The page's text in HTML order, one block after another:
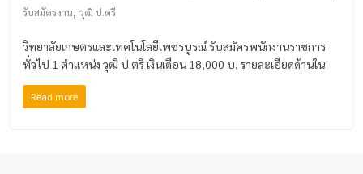
รับสมัครงาน,วุฒิ ป.ตรี
วิทยาลัยเกษตรและเทคโนโลยีเพชรบูรณ์ รับสมัครพนักงานราชการ
ทั่วไป 1 ตำแหน่ง วุฒิ ป.ตรี เงินเดือน 18,000 บ. รายละเอียดด้านใน
Read more